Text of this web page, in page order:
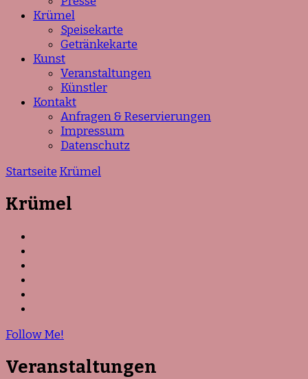
Krümel
Speisekarte
Getränkekarte
Kunst
Veranstaltungen
Künstler
Kontakt
Anfragen & Reservierungen
Impressum
Datenschutz
Startseite Krümel
Krümel
Follow Me!
Veranstaltungen